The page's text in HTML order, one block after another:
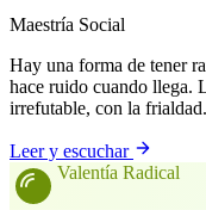
Maestría Social
Hay una forma de tener
hace ruido cuando llega.
irrefutable, con la
Leer y escuchar
Valentía Radical